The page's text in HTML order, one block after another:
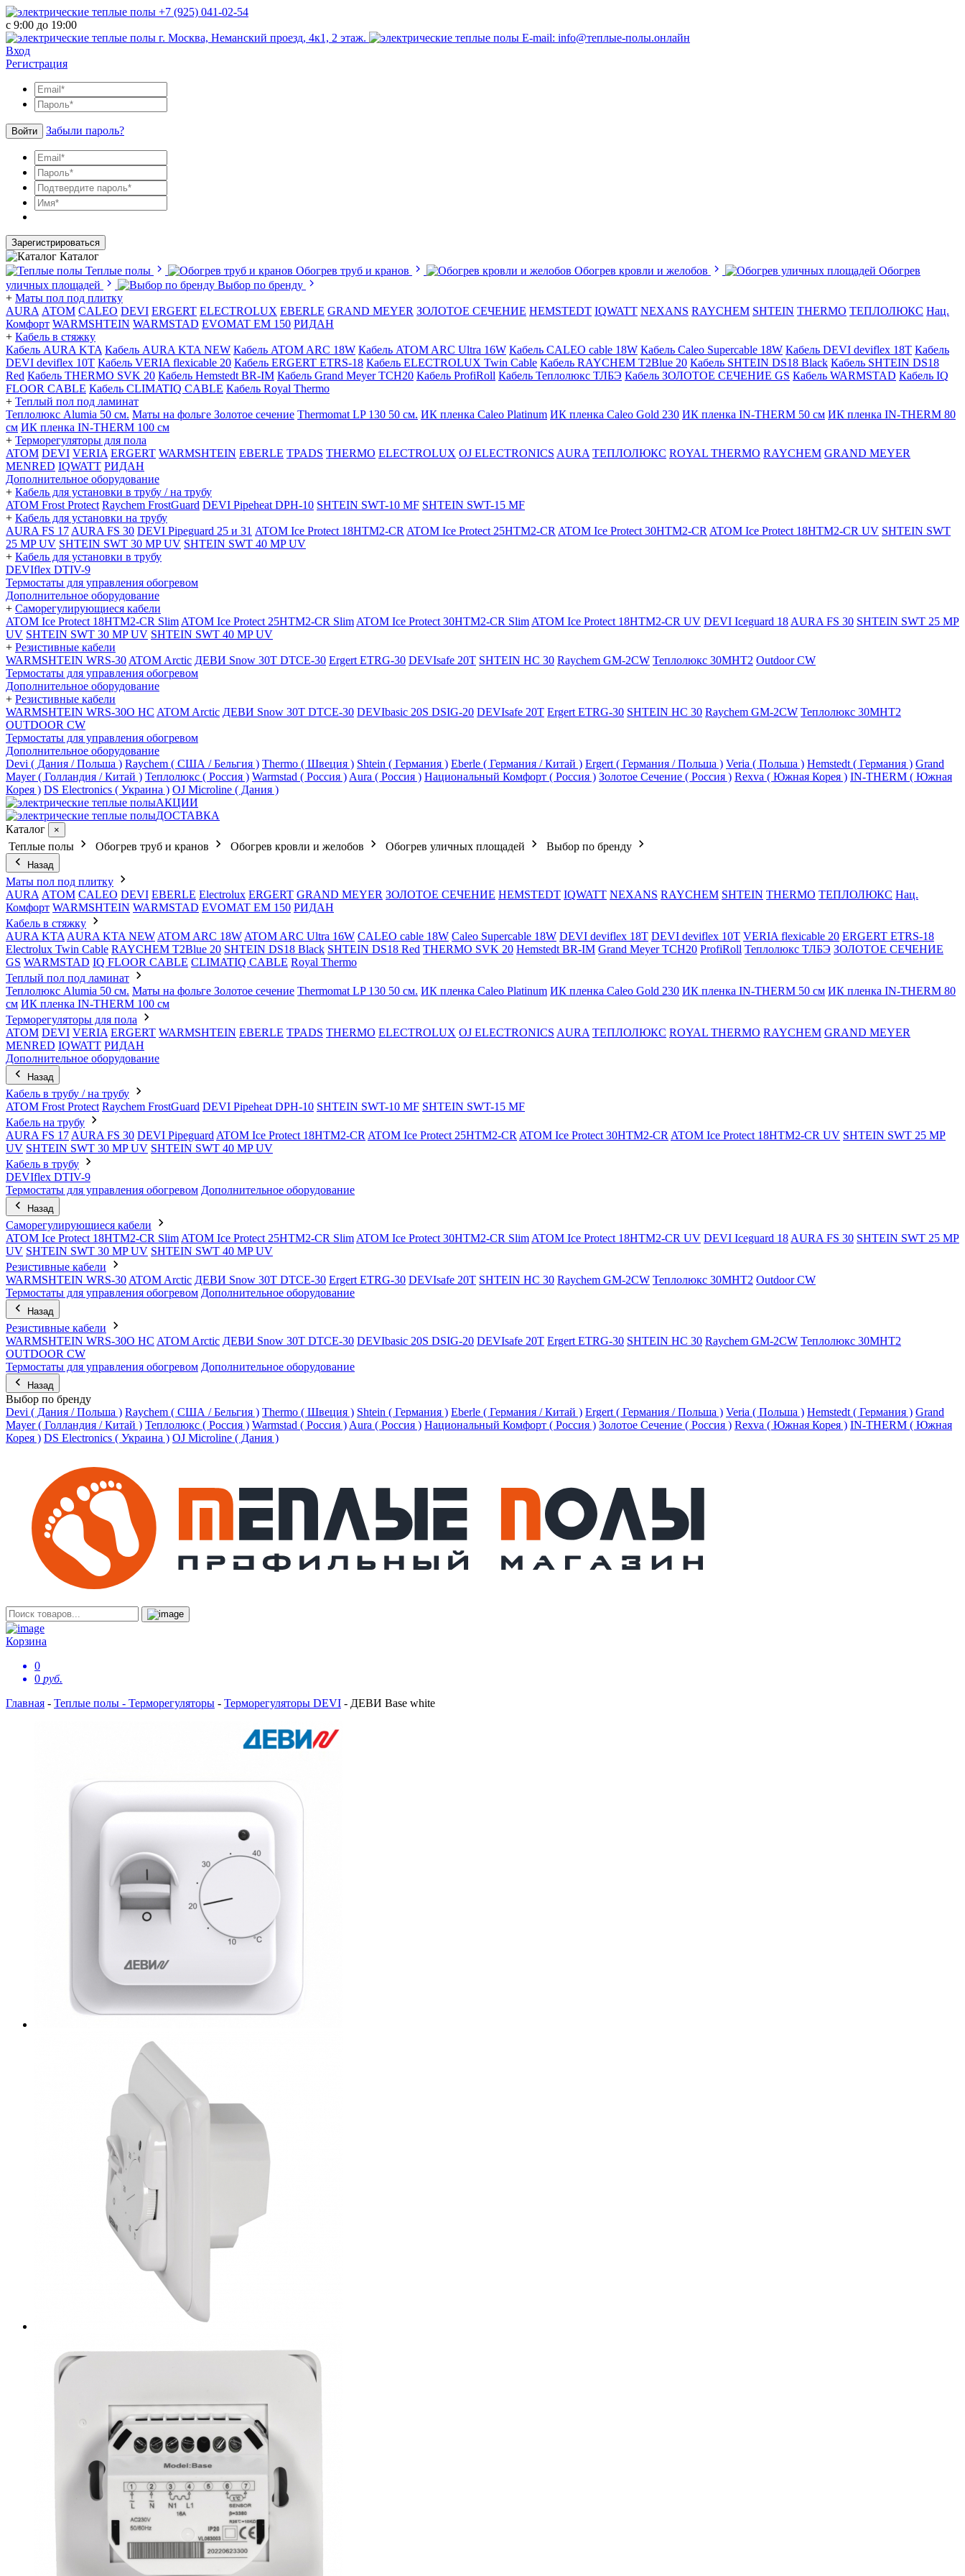
+7 (925) 041-02-54
с 9:00 до 19:00
г. Москва, Неманский проезд, 4к1, 2 этаж.
E-mail: info@теплые-полы.онлайн
Вход
Регистрация
Войти Забыли пароль?
Зарегистрироваться
Каталог
Теплые полы
Обогрев труб и кранов Обогрев кровли и желобов
Обогрев
уличных площадей
Выбор по бренду
+ Маты пол под плитку
AURA АТОМ CALEO DEVI ERGERT ELECTROLUX EBERLE GRAND MEYER ЗОЛОТОЕ СЕЧЕНИЕ HEMSTEDT IQWATT NEXANS RAYCHEM SHTEIN THERMO ТЕПЛОЛЮКС Нац.
Комфорт WARMSHTEIN WARMSTAD EVOMAT EM 150 РИДАН
+ Кабель в стяжку
Кабель AURA KTA Кабель AURA KTA NEW Кабель ATOM ARC 18W Кабель ATOM ARC Ultra 16W Кабель CALEO cable 18W Кабель Caleo Supercable 18W Кабель DEVI deviflex 18T Кабель
DEVI deviflex 10T Кабель VERIA flexicable 20 Кабель ERGERT ETRS-18 Кабель ELECTROLUX Twin Cable Кабель RAYCHEM T2Blue 20 Кабель SHTEIN DS18 Black Кабель SHTEIN DS18
Red Кабель THERMO SVK 20 Кабель Hemstedt BR-IM Кабель Grand Meyer TCH20 Кабель ProfiRoll Кабель Теплолюкс ТЛБЭ Кабель ЗОЛОТОЕ СЕЧЕНИЕ GS Кабель WARMSTAD Кабель IQ
FLOOR CABLE Кабель CLIMATIQ CABLE Кабель Royal Thermo
+ Теплый пол под ламинат
Теплолюкс Alumia 50 см. Маты на фольге Золотое сечение Thermomat LP 130 50 cм. ИК пленка Caleo Platinum ИК пленка Caleo Gold 230 ИК пленка IN-THERM 50 см ИК пленка IN-THERM 80
см ИК пленка IN-THERM 100 см
+ Терморегуляторы для пола
ATOM DEVI VERIA ERGERT WARMSHTEIN EBERLE TPADS THERMO ELECTROLUX OJ ELECTRONICS AURA ТЕПЛОЛЮКС ROYAL THERMO RAYCHEM GRAND MEYER
MENRED IQWATT РИДАН
Дополнительное оборудование
+ Кабель для установки в трубу / на трубу
ATOM Frost Protect Raychem FrostGuard DEVI Pipeheat DPH-10 SHTEIN SWT-10 MF SHTEIN SWT-15 MF
+ Кабель для установки на трубу
AURA FS 17 AURA FS 30 DEVI Pipeguard 25 и 31 ATOM Ice Protect 18HTM2-CR ATOM Ice Protect 25HTM2-CR ATOM Ice Protect 30HTM2-CR ATOM Ice Protect 18HTM2-CR UV SHTEIN SWT
25 MP UV SHTEIN SWT 30 MP UV SHTEIN SWT 40 MP UV
+ Кабель для установки в трубу
DEVIflex DTIV-9
Термостаты для управления обогревом
Дополнительное оборудование
+ Саморегулирующиеся кабели
ATOM Ice Protect 18HTM2-CR Slim ATOM Ice Protect 25HTM2-CR Slim ATOM Ice Protect 30HTM2-CR Slim ATOM Ice Protect 18HTM2-CR UV DEVI Iceguard 18 AURA FS 30 SHTEIN SWT 25 MP
UV SHTEIN SWT 30 MP UV SHTEIN SWT 40 MP UV
+ Резистивные кабели
WARMSHTEIN WRS-30 ATOM Arctic ДЕВИ Snow 30T DTCE-30 Ergert ETRG-30 DEVIsafe 20T SHTEIN HC 30 Raychem GM-2CW Теплолюкс 30МНТ2 Outdoor CW
Термостаты для управления обогревом
Дополнительное оборудование
+ Резистивные кабели
WARMSHTEIN WRS-30O HC ATOM Arctic ДЕВИ Snow 30T DTCE-30 DEVIbasic 20S DSIG-20 DEVIsafe 20T Ergert ETRG-30 SHTEIN HC 30 Raychem GM-2CW Теплолюкс 30МНТ2
OUTDOOR CW
Термостаты для управления обогревом
Дополнительное оборудование
Devi ( Дания / Польша ) Raychem ( США / Бельгия ) Thermo ( Швеция ) Shtein ( Германия ) Eberle ( Германия / Китай ) Ergert ( Германия / Польша ) Veria ( Польша ) Hemstedt ( Германия ) Grand
Mayer ( Голландия / Китай ) Теплолюкс ( Россия ) Warmstad ( Россия ) Aura ( Россия ) Национальный Комфорт ( Россия ) Золотое Сечение ( Россия ) Rexva ( Южная Корея ) IN-THERM ( Южная
Корея ) DS Electronics ( Украина ) OJ Microline ( Дания )
АКЦИИ
ДОСТАВКА
Каталог
×
Теплые полы Обогрев труб и кранов Обогрев кровли и желобов Обогрев уличных площадей Выбор по бренду
Назад
Маты пол под плитку
AURA АТОМ CALEO DEVI EBERLE Electrolux ERGERT GRAND MEYER ЗОЛОТОЕ СЕЧЕНИЕ HEMSTEDT IQWATT NEXANS RAYCHEM SHTEIN THERMO ТЕПЛОЛЮКС Нац.
Комфорт WARMSHTEIN WARMSTAD EVOMAT EM 150 РИДАН
Кабель в стяжку
AURA KTA AURA KTA NEW ATOM ARC 18W ATOM ARC Ultra 16W CALEO cable 18W Caleo Supercable 18W DEVI deviflex 18T DEVI deviflex 10T VERIA flexicable 20 ERGERT ETRS-18
Electrolux Twin Cable RAYCHEM T2Blue 20 SHTEIN DS18 Black SHTEIN DS18 Red THERMO SVK 20 Hemstedt BR-IM Grand Meyer TCH20 ProfiRoll Теплолюкс ТЛБЭ ЗОЛОТОЕ СЕЧЕНИЕ
GS WARMSTAD IQ FLOOR CABLE CLIMATIQ CABLE Royal Thermo
Теплый пол под ламинат
Теплолюкс Alumia 50 см. Маты на фольге Золотое сечение Thermomat LP 130 50 cм. ИК пленка Caleo Platinum ИК пленка Caleo Gold 230 ИК пленка IN-THERM 50 см ИК пленка IN-THERM 80
см ИК пленка IN-THERM 100 см
Терморегуляторы для пола
ATOM DEVI VERIA ERGERT WARMSHTEIN EBERLE TPADS THERMO ELECTROLUX OJ ELECTRONICS AURA ТЕПЛОЛЮКС ROYAL THERMO RAYCHEM GRAND MEYER
MENRED IQWATT РИДАН
Дополнительное оборудование
Назад
Кабель в трубу / на трубу
ATOM Frost Protect Raychem FrostGuard DEVI Pipeheat DPH-10 SHTEIN SWT-10 MF SHTEIN SWT-15 MF
Кабель на трубу
AURA FS 17 AURA FS 30 DEVI Pipeguard ATOM Ice Protect 18HTM2-CR ATOM Ice Protect 25HTM2-CR ATOM Ice Protect 30HTM2-CR ATOM Ice Protect 18HTM2-CR UV SHTEIN SWT 25 MP
UV SHTEIN SWT 30 MP UV SHTEIN SWT 40 MP UV
Кабель в трубу
DEVIflex DTIV-9
Термостаты для управления обогревом Дополнительное оборудование
Назад
Саморегулирующиеся кабели
ATOM Ice Protect 18HTM2-CR Slim ATOM Ice Protect 25HTM2-CR Slim ATOM Ice Protect 30HTM2-CR Slim ATOM Ice Protect 18HTM2-CR UV DEVI Iceguard 18 AURA FS 30 SHTEIN SWT 25 MP
UV SHTEIN SWT 30 MP UV SHTEIN SWT 40 MP UV
Резистивные кабели
WARMSHTEIN WRS-30 ATOM Arctic ДЕВИ Snow 30T DTCE-30 Ergert ETRG-30 DEVIsafe 20T SHTEIN HC 30 Raychem GM-2CW Теплолюкс 30МНТ2 Outdoor CW
Термостаты для управления обогревом Дополнительное оборудование
Назад
Резистивные кабели
WARMSHTEIN WRS-30O HC ATOM Arctic ДЕВИ Snow 30T DTCE-30 DEVIbasic 20S DSIG-20 DEVIsafe 20T Ergert ETRG-30 SHTEIN HC 30 Raychem GM-2CW Теплолюкс 30МНТ2
OUTDOOR CW
Термостаты для управления обогревом Дополнительное оборудование
Назад
Выбор по бренду
Devi ( Дания / Польша ) Raychem ( США / Бельгия ) Thermo ( Швеция ) Shtein ( Германия ) Eberle ( Германия / Китай ) Ergert ( Германия / Польша ) Veria ( Польша ) Hemstedt ( Германия ) Grand
Mayer ( Голландия / Китай ) Теплолюкс ( Россия ) Warmstad ( Россия ) Aura ( Россия ) Национальный Комфорт ( Россия ) Золотое Сечение ( Россия ) Rexva ( Южная Корея ) IN-THERM ( Южная
Корея ) DS Electronics ( Украина ) OJ Microline ( Дания )
Корзина
0
0 руб.
Главная - Теплые полы - Терморегуляторы - Терморегуляторы DEVI - ДЕВИ Base white